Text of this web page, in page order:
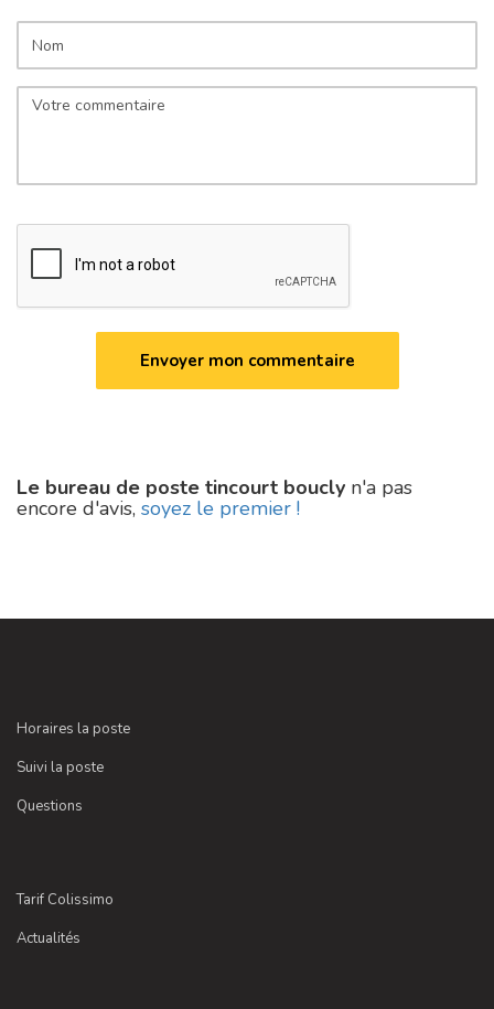
Le bureau de poste tincourt boucly n'a pas
encore d'avis, soyez le premier !
Horaires la poste
Suivi la poste
Questions
Tarif Colissimo
Actualités